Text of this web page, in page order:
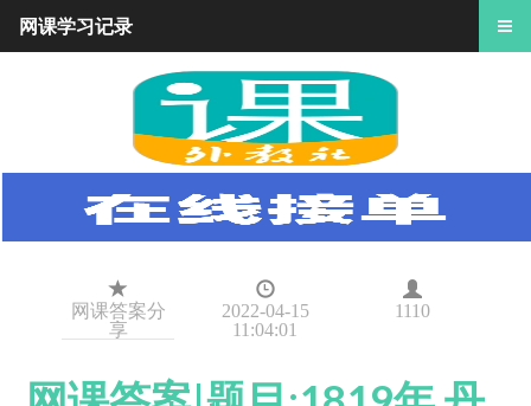
网课答案分
享
2022-04-15
11:04:01
1110
网课学习记录